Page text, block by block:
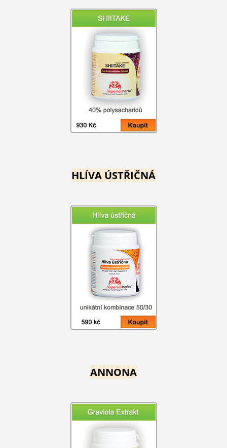
HLÍVA ÚSTŘIČNÁ
ANNONA